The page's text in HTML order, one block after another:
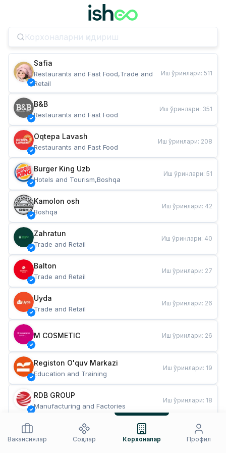
Safia
Restaurants and Fast Food,Trade and
Retail
Иш ўринлари: 511
B&B
Restaurants and Fast Food
Иш ўринлари: 351
Oqtepa Lavash
Restaurants and Fast Food
Иш ўринлари: 208
Burger King Uzb
Hotels and Tourism,Boshqa
Иш ўринлари: 51
Kamolon osh
Boshqa
Иш ўринлари: 42
Zahratun
Trade and Retail
Иш ўринлари: 40
Balton
Trade and Retail
Иш ўринлари: 27
Uyda
Trade and Retail
Иш ўринлари: 26
M COSMETIC Иш ўринлари: 26
Registon O'quv Markazi
Education and Training
Иш ўринлари: 19
RDB GROUP
Manufacturing and Factories
Иш ўринлари: 18
Restaurants and Fast Food
Иш ўринлари
Вакансиялар
Соҳалар Корхоналар Профил